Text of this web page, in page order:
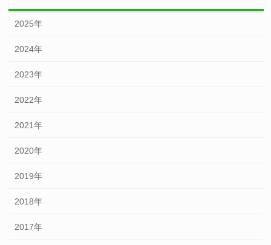
2025年
2024年
2023年
2022年
2021年
2020年
2019年
2018年
2017年